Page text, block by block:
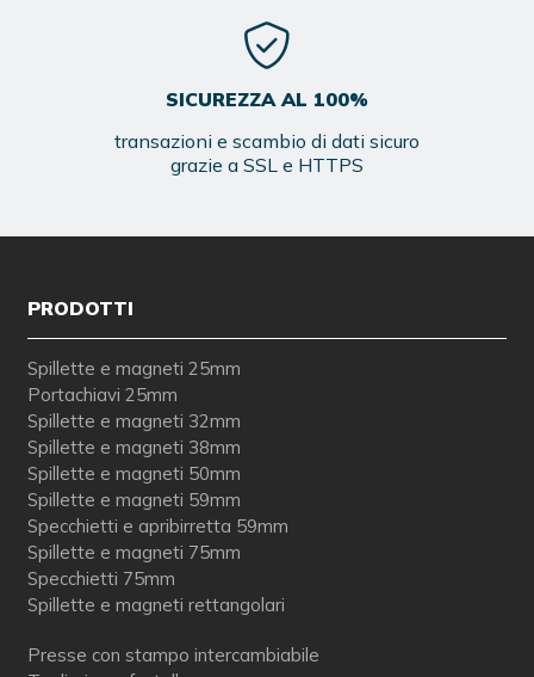
SICUREZZA AL 100%
transazioni e scambio di dati sicuro
grazie a SSL e HTTPS
PRODOTTI
Spillette e magneti 25mm
Portachiavi 25mm
Spillette e magneti 32mm
Spillette e magneti 38mm
Spillette e magneti 50mm
Spillette e magneti 59mm
Specchietti e apribirretta 59mm
Spillette e magneti 75mm
Specchietti 75mm
Spillette e magneti rettangolari
Presse con stampo intercambiabile